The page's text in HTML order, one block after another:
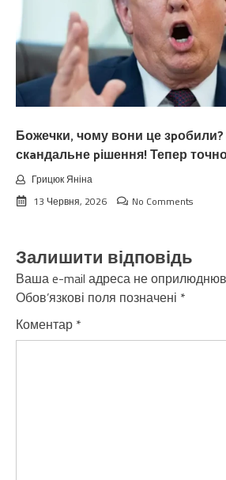
Божечки, чому вони це
скaндальне pішення! Тепер
Грицюк Яніна
13 Червня, 2026
No Comments
Залишити відповідь
Ваша e-mail адреса не
Обов’язкові поля позначені *
Коментар *